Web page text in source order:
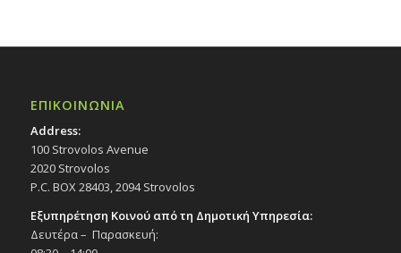
ΕΠΙΚΟΙΝΩΝΙΑ
Address:
100 Strovolos Avenue
2020 Strovolos
P.C. BOX 28403, 2094 Strovolos
Εξυπηρέτηση Κοινού από τη Δημοτική Υπηρεσία:
Δευτέρα – Παρασκευή: